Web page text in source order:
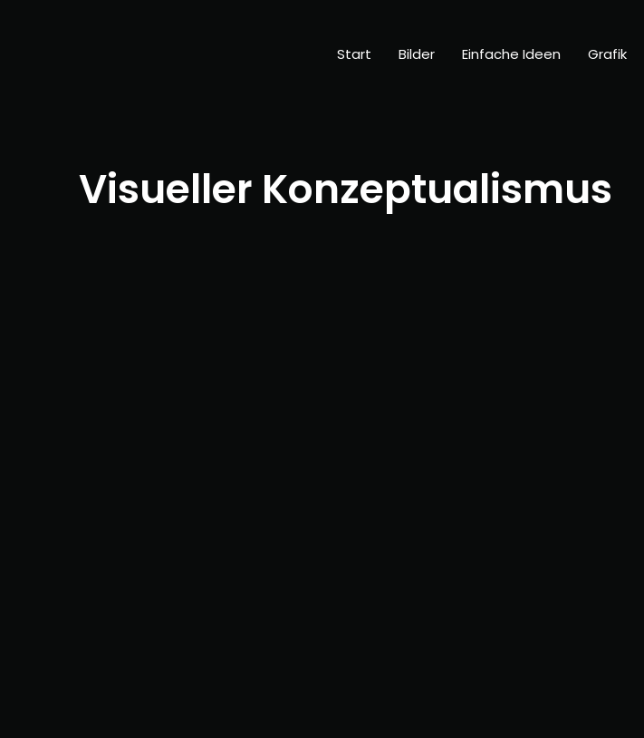
Start Bilder Einfache Ideen Grafik
Visueller Konzeptualismus